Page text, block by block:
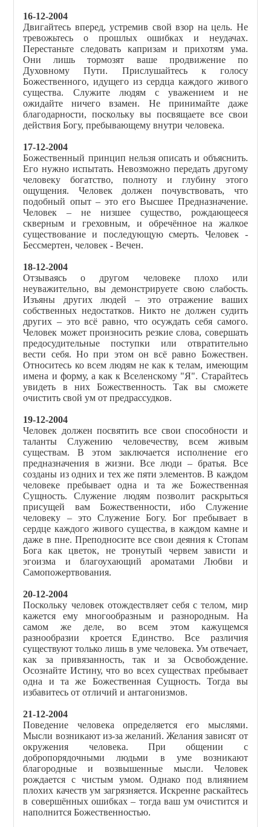
16-12-2004
Двигайтесь вперед, устремив свой взор на цель. Не
тревожьтесь о прошлых ошибках и неудачах.
Перестаньте следовать капризам и прихотям ума.
Они лишь тормозят ваше продвижение по
Духовному Пути. Прислушайтесь к голосу
Божественного, идущего из сердца каждого живого
существа. Служите людям с уважением и не
ожидайте ничего взамен. Не принимайте даже
благодарности, поскольку вы посвящаете все свои
действия Богу, пребывающему внутри человека.
17-12-2004
Божественный принцип нельзя описать и объяснить.
Его нужно испытать. Невозможно передать другому
человеку богатство, полноту и глубину этого
ощущения. Человек должен почувствовать, что
подобный опыт – это его Высшее Предназначение.
Человек – не низшее существо, рождающееся
скверным и греховным, и обречённое на жалкое
существование и последующую смерть. Человек -
Бессмертен, человек - Вечен.
18-12-2004
Отзываясь о другом человеке плохо или
неуважительно, вы демонстрируете свою слабость.
Изъяны других людей – это отражение ваших
собственных недостатков. Никто не должен судить
других – это всё равно, что осуждать себя самого.
Человек может произносить резкие слова, совершать
предосудительные поступки или отвратительно
вести себя. Но при этом он всё равно Божествен.
Относитесь ко всем людям не как к телам, имеющим
имена и форму, а как к Вселенскому "Я". Старайтесь
увидеть в них Божественность. Так вы сможете
очистить свой ум от предрассудков.
19-12-2004
Человек должен посвятить все свои способности и
таланты Служению человечеству, всем живым
существам. В этом заключается исполнение его
предназначения в жизни. Все люди – братья. Все
созданы из одних и тех же пяти элементов. В каждом
человеке пребывает одна и та же Божественная
Сущность. Служение людям позволит раскрыться
присущей вам Божественности, ибо Служение
человеку – это Служение Богу. Бог пребывает в
сердце каждого живого существа, в каждом камне и
даже в пне. Преподносите все свои деяния к Стопам
Бога как цветок, не тронутый червем зависти и
эгоизма и благоухающий ароматами Любви и
Самопожертвования.
20-12-2004
Поскольку человек отождествляет себя с телом, мир
кажется ему многообразным и разнородным. На
самом же деле, во всем этом кажущемся
разнообразии кроется Единство. Все различия
существуют только лишь в уме человека. Ум отвечает,
как за привязанность, так и за Освобождение.
Осознайте Истину, что во всех существах пребывает
одна и та же Божественная Сущность. Тогда вы
избавитесь от отличий и антагонизмов.
21-12-2004
Поведение человека определяется его мыслями.
Мысли возникают из-за желаний. Желания зависят от
окружения человека. При общении с
добропорядочными людьми в уме возникают
благородные и возвышенные мысли. Человек
рождается с чистым умом. Однако под влиянием
плохих качеств ум загрязняется. Искренне раскайтесь
в совершённых ошибках – тогда ваш ум очистится и
наполнится Божественностью.